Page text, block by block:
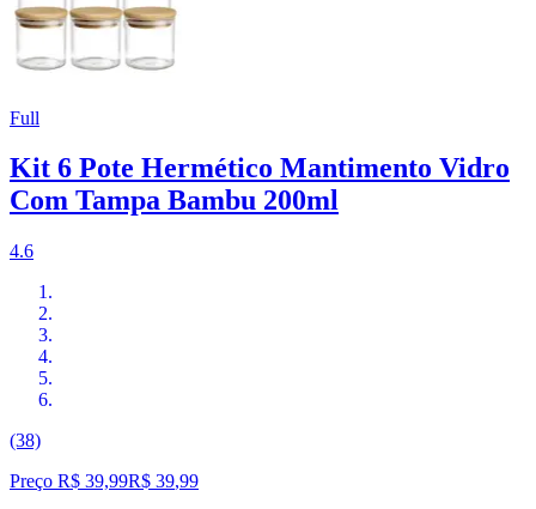
Full
Kit 6 Pote Hermético Mantimento Vidro
Com Tampa Bambu 200ml
4.6
(38)
Preço R$ 39,99R$ 39,99